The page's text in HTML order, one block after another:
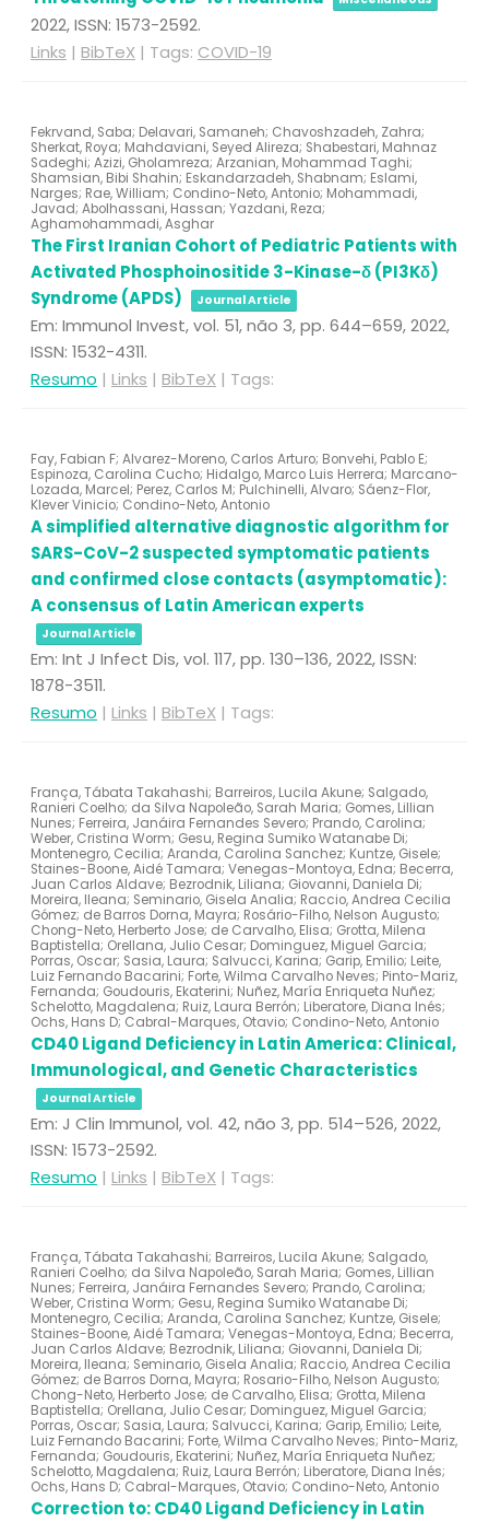
2022,ISSN: 1573-2592.
Links | BibTeX | Tags: COVID-19
Fekrvand, Saba; Delavari, Samaneh; Chavoshzadeh, Zahra;
Sherkat, Roya; Mahdaviani, Seyed Alireza; Shabestari, Mahnaz
Sadeghi; Azizi, Gholamreza; Arzanian, Mohammad Taghi;
Shamsian, Bibi Shahin; Eskandarzadeh, Shabnam; Eslami,
Narges; Rae, William; Condino-Neto, Antonio; Mohammadi,
Javad; Abolhassani, Hassan; Yazdani, Reza;
Aghamohammadi, Asghar
The First Iranian Cohort of Pediatric Patients with
Activated Phosphoinositide 3-Kinase-δ (PI3Kδ)
Syndrome (APDS)
Journal Article
Em: Immunol Invest,vol. 51,não 3,pp. 644–659,2022,
ISSN: 1532-4311.
Resumo | Links | BibTeX | Tags:
Fay, Fabian F; Alvarez-Moreno, Carlos Arturo; Bonvehi, Pablo E;
Espinoza, Carolina Cucho; Hidalgo, Marco Luis Herrera; Marcano-
Lozada, Marcel; Perez, Carlos M; Pulchinelli, Alvaro; Sáenz-Flor,
Klever Vinicio; Condino-Neto, Antonio
A simplified alternative diagnostic algorithm for
SARS-CoV-2 suspected symptomatic patients
and confirmed close contacts (asymptomatic):
A consensus of Latin American experts
Journal Article
Em: Int J Infect Dis,vol. 117,pp. 130–136,2022,ISSN:
1878-3511.
Resumo | Links | BibTeX | Tags:
França, Tábata Takahashi; Barreiros, Lucila Akune; Salgado,
Ranieri Coelho; da Silva Napoleão, Sarah Maria; Gomes, Lillian
Nunes; Ferreira, Janáira Fernandes Severo; Prando, Carolina;
Weber, Cristina Worm; Gesu, Regina Sumiko Watanabe Di;
Montenegro, Cecilia; Aranda, Carolina Sanchez; Kuntze, Gisele;
Staines-Boone, Aidé Tamara; Venegas-Montoya, Edna; Becerra,
Juan Carlos Aldave; Bezrodnik, Liliana; Giovanni, Daniela Di;
Moreira, Ileana; Seminario, Gisela Analia; Raccio, Andrea Cecilia
Gómez; de Barros Dorna, Mayra; Rosário-Filho, Nelson Augusto;
Chong-Neto, Herberto Jose; de Carvalho, Elisa; Grotta, Milena
Baptistella; Orellana, Julio Cesar; Dominguez, Miguel Garcia;
Porras, Oscar; Sasia, Laura; Salvucci, Karina; Garip, Emilio; Leite,
Luiz Fernando Bacarini; Forte, Wilma Carvalho Neves; Pinto-Mariz,
Fernanda; Goudouris, Ekaterini; Nuñez, María Enriqueta Nuñez;
Schelotto, Magdalena; Ruiz, Laura Berrón; Liberatore, Diana Inés;
Ochs, Hans D; Cabral-Marques, Otavio; Condino-Neto, Antonio
CD40 Ligand Deficiency in Latin America: Clinical,
Immunological, and Genetic Characteristics
Journal Article
Em: J Clin Immunol,vol. 42,não 3,pp. 514–526,2022,
ISSN: 1573-2592.
Resumo | Links | BibTeX | Tags:
França, Tábata Takahashi; Barreiros, Lucila Akune; Salgado,
Ranieri Coelho; da Silva Napoleão, Sarah Maria; Gomes, Lillian
Nunes; Ferreira, Janáira Fernandes Severo; Prando, Carolina;
Weber, Cristina Worm; Gesu, Regina Sumiko Watanabe Di;
Montenegro, Cecilia; Aranda, Carolina Sanchez; Kuntze, Gisele;
Staines-Boone, Aidé Tamara; Venegas-Montoya, Edna; Becerra,
Juan Carlos Aldave; Bezrodnik, Liliana; Giovanni, Daniela Di;
Moreira, Ileana; Seminario, Gisela Analia; Raccio, Andrea Cecilia
Gómez; de Barros Dorna, Mayra; Rosario-Filho, Nelson Augusto;
Chong-Neto, Herberto Jose; de Carvalho, Elisa; Grotta, Milena
Baptistella; Orellana, Julio Cesar; Dominguez, Miguel Garcia;
Porras, Oscar; Sasia, Laura; Salvucci, Karina; Garip, Emilio; Leite,
Luiz Fernando Bacarini; Forte, Wilma Carvalho Neves; Pinto-Mariz,
Fernanda; Goudouris, Ekaterini; Nuñez, María Enriqueta Nuñez;
Schelotto, Magdalena; Ruiz, Laura Berrón; Liberatore, Diana Inés;
Ochs, Hans D; Cabral-Marques, Otavio; Condino-Neto, Antonio
Correction to: CD40 Ligand Deficiency in Latin